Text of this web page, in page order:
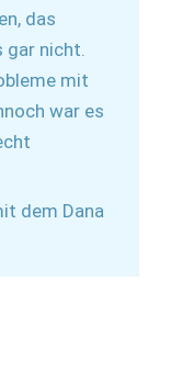
das
gar nicht.
mit
war es
dem Dana